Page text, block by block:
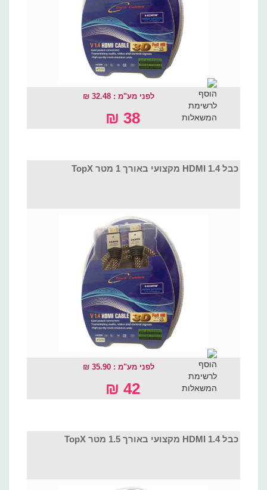
לפני מע"מ : 32.48 ₪
38 ₪
כבל HDMI 1.4 מקצועי באורך 1 מטר TopX
לפני מע"מ : 35.90 ₪
42 ₪
כבל HDMI 1.4 מקצועי באורך 1.5 מטר TopX